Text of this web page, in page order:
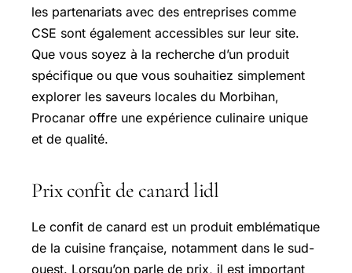
les partenariats avec des entreprises comme
CSE sont également accessibles sur leur site.
Que vous soyez à la recherche d’un produit
spécifique ou que vous souhaitiez simplement
explorer les saveurs locales du Morbihan,
Procanar offre une expérience culinaire unique
et de qualité.
Prix confit de canard lidl
Le confit de canard est un produit emblématique
de la cuisine française, notamment dans le sud-
ouest. Lorsqu’on parle de prix, il est important